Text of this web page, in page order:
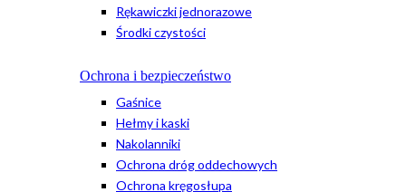
Rękawiczki jednorazowe
Środki czystości
Ochrona i bezpieczeństwo
Gaśnice
Hełmy i kaski
Nakolanniki
Ochrona dróg oddechowych
Ochrona kręgosłupa